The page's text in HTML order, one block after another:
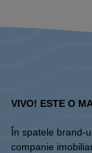
VIVO! ESTE O
În spatele brand-
companie